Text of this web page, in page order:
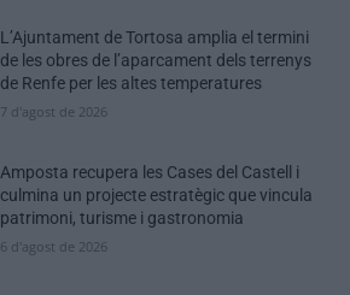
L’Ajuntament de Tortosa amplia el termini
de les obres de l’aparcament dels terrenys
de Renfe per les altes temperatures
7 d'agost de 2026
Amposta recupera les Cases del Castell i
culmina un projecte estratègic que vincula
patrimoni, turisme i gastronomia
6 d'agost de 2026